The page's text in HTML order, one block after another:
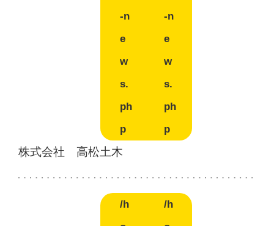
-n
e
w
s.
ph
p
-n
e
w
s.
ph
p
株式会社 高松土木
/h
/h